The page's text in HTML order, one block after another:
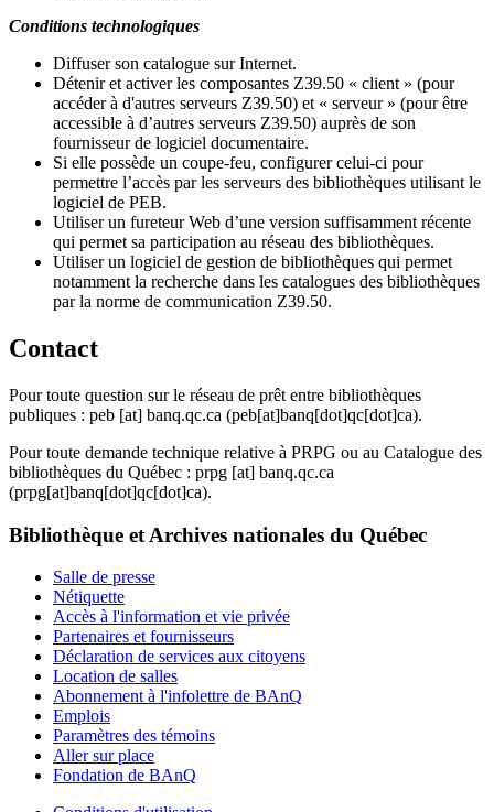
Conditions technologiques
Diffuser son catalogue sur Internet.
Détenir et activer les composantes Z39.50 « client » (pour
accéder à d'autres serveurs Z39.50) et « serveur » (pour être
accessible à d’autres serveurs Z39.50) auprès de son
fournisseur de logiciel documentaire.
Si elle possède un coupe-feu, configurer celui-ci pour
permettre l’accès par les serveurs des bibliothèques utilisant le
logiciel de PEB.
Utiliser un fureteur Web d’une version suffisamment récente
qui permet sa participation au réseau des bibliothèques.
Utiliser un logiciel de gestion de bibliothèques qui permet
notamment la recherche dans les catalogues des bibliothèques
par la norme de communication Z39.50.
Contact
Pour toute question sur le réseau de prêt entre bibliothèques
publiques : peb [at] banq.qc.ca (peb[at]banq[dot]qc[dot]ca).
Pour toute demande technique relative à PRPG ou au Catalogue des
bibliothèques du Québec : prpg [at] banq.qc.ca
(prpg[at]banq[dot]qc[dot]ca).
Bibliothèque et Archives nationales du Québec
Salle de presse
Nétiquette
Accès à l'information et vie privée
Partenaires et fournisseurs
Déclaration de services aux citoyens
Location de salles
Abonnement à l'infolettre de BAnQ
Emplois
Paramètres des témoins
Aller sur place
Fondation de BAnQ